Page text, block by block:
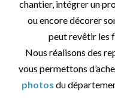
chantier, intégrer un
ou encore décorer
peut revêtir les
Nous réalisons des
vous permettons
photos du